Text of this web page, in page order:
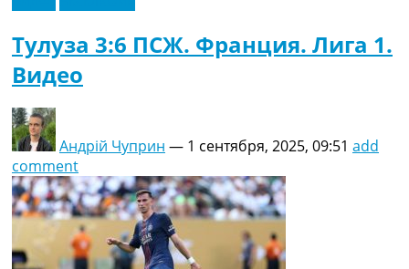
Тулуза 3:6 ПСЖ. Франция. Лига 1.
Видео
Андрій Чуприн — 1 сентября, 2025, 09:51 add
comment